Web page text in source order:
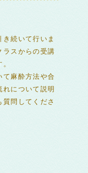
続いて行いま
ラスからの受講
て麻酔方法や合
れについて説明
質問してくださ